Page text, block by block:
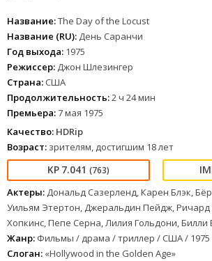
Название:The Day of the Locust
Название (RU): День Саранчи
Год выхода: 1975
Режиссер: Джон Шлезингер
Страна: США
Продолжительность:2 ч 24 мин
Премьера:7 мая 1975
Качество: HDRip
Возраст: зрителям, достигшим 18 лет
7.041 (763)
Актеры: Дональд Сазерленд, Карен Блэк,
Уильям Этертон, Джеральдин Пейдж, Ричард
Хопкинс, Пепе Серна, Лилия Гольдони, Билли
Жанр: Фильмы / драма / триллер / США / 1975
Слоган: «Hollywood in the Golden Age»